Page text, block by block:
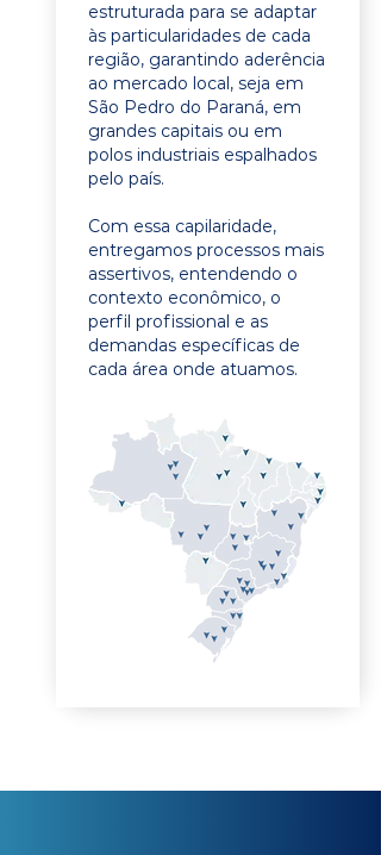
estruturada para se adaptar
às particularidades de cada
região, garantindo aderência
ao mercado local, seja em
São Pedro do Paraná, em
grandes capitais ou em
polos industriais espalhados
pelo país.
Com essa capilaridade,
entregamos processos mais
assertivos, entendendo o
contexto econômico, o
perfil profissional e as
demandas específicas de
cada área onde atuamos.